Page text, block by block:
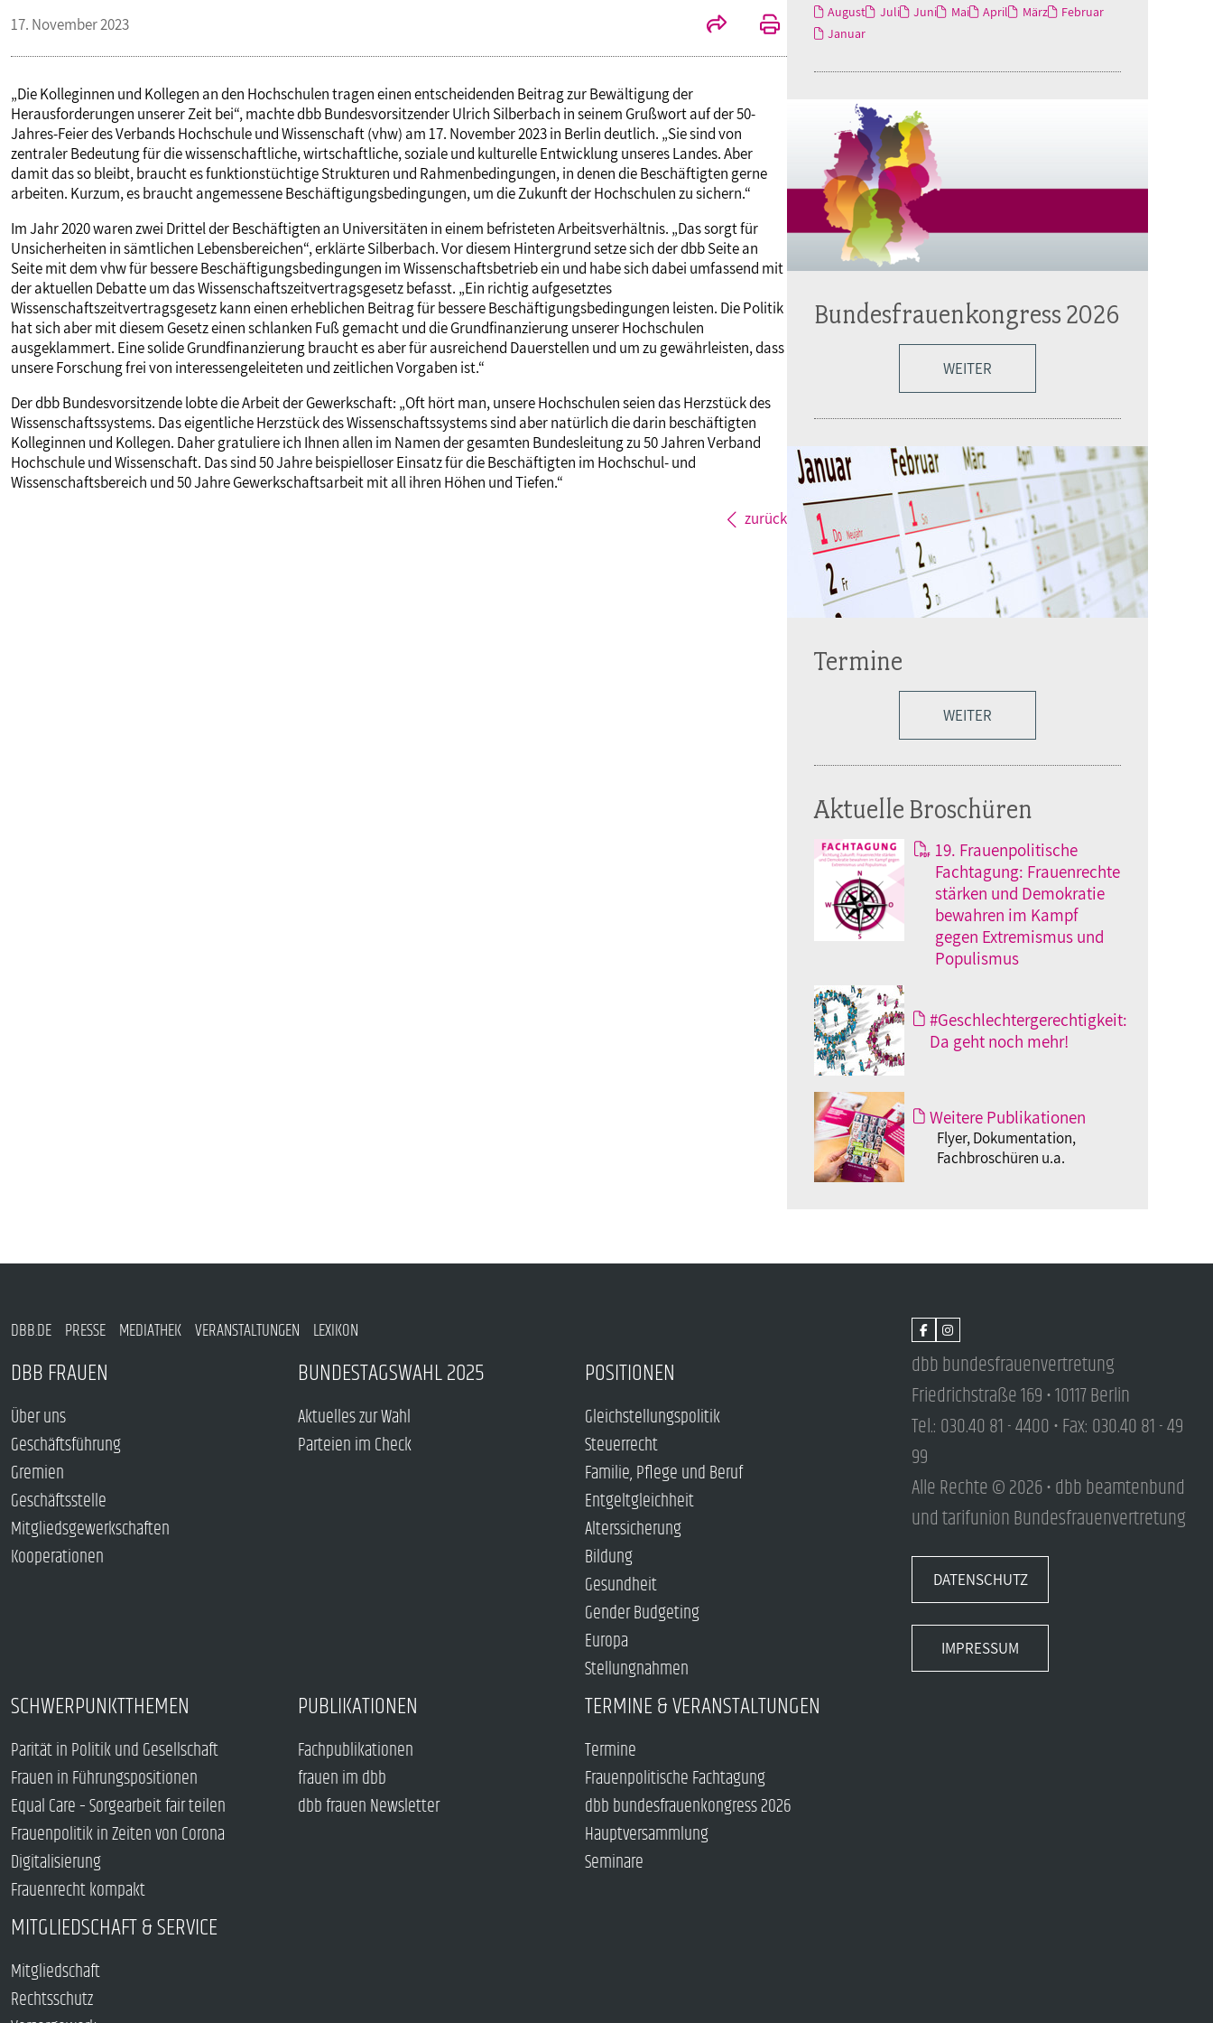
17. November 2023
„Die Kolleginnen und Kollegen an den Hochschulen tragen einen entscheidenden Beitrag zur Bewältigung der
Herausforderungen unserer Zeit bei“, machte dbb Bundesvorsitzender Ulrich Silberbach in seinem Grußwort auf der 50-
Jahres-Feier des Verbands Hochschule und Wissenschaft (vhw) am 17. November 2023 in Berlin deutlich. „Sie sind von
zentraler Bedeutung für die wissenschaftliche, wirtschaftliche, soziale und kulturelle Entwicklung unseres Landes. Aber
damit das so bleibt, braucht es funktionstüchtige Strukturen und Rahmenbedingungen, in denen die Beschäftigten gerne
arbeiten. Kurzum, es braucht angemessene Beschäftigungsbedingungen, um die Zukunft der Hochschulen zu sichern.“
Im Jahr 2020 waren zwei Drittel der Beschäftigten an Universitäten in einem befristeten Arbeitsverhältnis. „Das sorgt für
Unsicherheiten in sämtlichen Lebensbereichen“, erklärte Silberbach. Vor diesem Hintergrund setze sich der dbb Seite an
Seite mit dem vhw für bessere Beschäftigungsbedingungen im Wissenschaftsbetrieb ein und habe sich dabei umfassend mit
der aktuellen Debatte um das Wissenschaftszeitvertragsgesetz befasst. „Ein richtig aufgesetztes
Wissenschaftszeitvertragsgesetz kann einen erheblichen Beitrag für bessere Beschäftigungsbedingungen leisten. Die Politik
hat sich aber mit diesem Gesetz einen schlanken Fuß gemacht und die Grundfinanzierung unserer Hochschulen
ausgeklammert. Eine solide Grundfinanzierung braucht es aber für ausreichend Dauerstellen und um zu gewährleisten, dass
unsere Forschung frei von interessengeleiteten und zeitlichen Vorgaben ist.“
Der dbb Bundesvorsitzende lobte die Arbeit der Gewerkschaft: „Oft hört man, unsere Hochschulen seien das Herzstück des
Wissenschaftssystems. Das eigentliche Herzstück des Wissenschaftssystems sind aber natürlich die darin beschäftigten
Kolleginnen und Kollegen. Daher gratuliere ich Ihnen allen im Namen der gesamten Bundesleitung zu 50 Jahren Verband
Hochschule und Wissenschaft. Das sind 50 Jahre beispielloser Einsatz für die Beschäftigten im Hochschul- und
Wissenschaftsbereich und 50 Jahre Gewerkschaftsarbeit mit all ihren Höhen und Tiefen.“
zurück
August
Juli Juni Mai April März
Februar
Januar
Bundesfrauenkongress 2026
WEITER
Termine
WEITER
Aktuelle Broschüren
19. Frauenpolitische
Fachtagung: Frauenrechte
stärken und Demokratie
bewahren im Kampf
gegen Extremismus und
Populismus
#Geschlechtergerechtigkeit:
Da geht noch mehr!
Weitere Publikationen
Flyer, Dokumentation,
Fachbroschüren u.a.
DBB.DE PRESSE MEDIATHEK VERANSTALTUNGEN LEXIKON
DBB FRAUEN
Über uns
Geschäftsführung
Gremien
Geschäftsstelle
Mitgliedsgewerkschaften
Kooperationen
BUNDESTAGSWAHL 2025
Aktuelles zur Wahl
Parteien im Check
POSITIONEN
Gleichstellungspolitik
Steuerrecht
Familie, Pflege und Beruf
Entgeltgleichheit
Alterssicherung
Bildung
Gesundheit
Gender Budgeting
Europa
Stellungnahmen
SCHWERPUNKTTHEMEN
Parität in Politik und Gesellschaft
Frauen in Führungspositionen
Equal Care – Sorgearbeit fair teilen
Frauenpolitik in Zeiten von Corona
Digitalisierung
Frauenrecht kompakt
PUBLIKATIONEN
Fachpublikationen
frauen im dbb
dbb frauen Newsletter
TERMINE & VERANSTALTUNGEN
Termine
Frauenpolitische Fachtagung
dbb bundesfrauenkongress 2026
Hauptversammlung
Seminare
MITGLIEDSCHAFT & SERVICE
Mitgliedschaft
Rechtsschutz
dbb bundesfrauenvertretung
Friedrichstraße 169 • 10117 Berlin
Tel.: 030.40 81 - 4400 • Fax: 030.40 81 - 49
99
Alle Rechte © 2026 • dbb beamtenbund
und tarifunion Bundesfrauenvertretung
DATENSCHUTZ
IMPRESSUM